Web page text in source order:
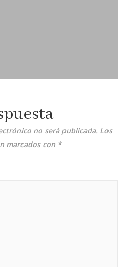
no será publicada. Los
marcados con *